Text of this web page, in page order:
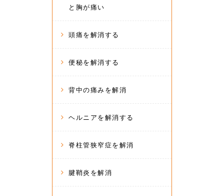
と胸が痛い
頭痛を解消する
便秘を解消する
背中の痛みを解消
ヘルニアを解消する
脊柱管狭窄症を解消
腱鞘炎を解消